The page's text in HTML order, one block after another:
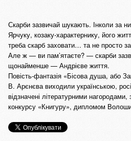
Скарби зазвичай шукають. Інколи за
Ярчуку, козаку-характернику, його
треба скарб заховати… та не просто
Але ж — ви пам’ятаєте? — скарби
щонайменше — Андрієве життя.
Повість-фантазія «Бісова душа, або
В. Арєнєва виходили українською,
відзначені літературними
конкурсу «Книгуру», дипломом